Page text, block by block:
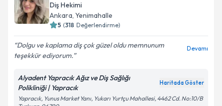
Diş Hekimi
Ankara, Yenimahalle
5 (318 Değerlendirme)
Dolgu ve kaplama diş çok güzel oldu memnunum
teşekkür ediyorum.
Devamı
Alyadent Yapracık Ağız ve Diş Sağlığı
Polikliniği | Yapracık
Haritada Göster
Yapracık, Yunus Market Yanı, Yukarı Yurtçu Mahallesi, 4462 Cd. No:10/B